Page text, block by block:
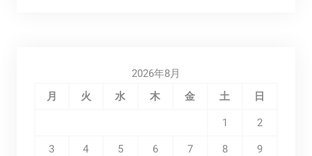
2026年8月
月
火 水 木 金 土 日
1 2
3 4 5 6 7 8 9